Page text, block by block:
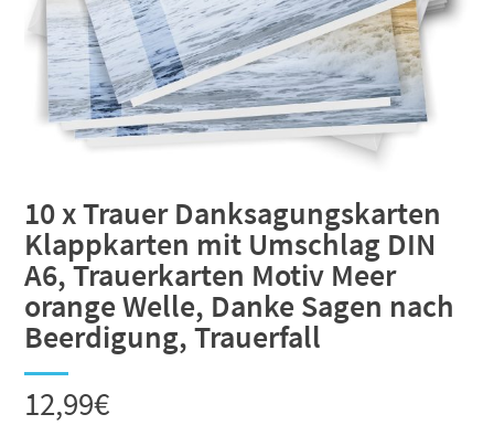
10 x Trauer Danksagungskarten
Klappkarten mit Umschlag DIN
A6, Trauerkarten Motiv Meer
orange Welle, Danke Sagen nach
Beerdigung, Trauerfall
12,99€